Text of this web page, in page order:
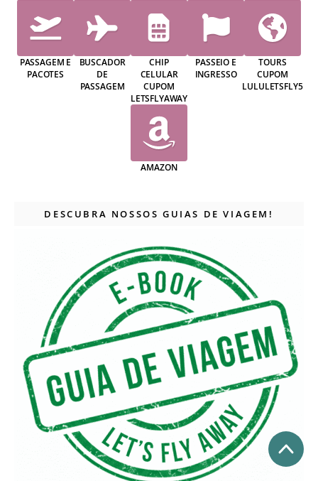
PASSAGEM E
PACOTES
BUSCADOR
DE
PASSAGEM
CHIP
CELULAR
CUPOM
LETSFLYAWAY
PASSEIO E
INGRESSO
TOURS
CUPOM
LULULETSFLY5
AMAZON
DESCUBRA NOSSOS GUIAS DE VIAGEM!